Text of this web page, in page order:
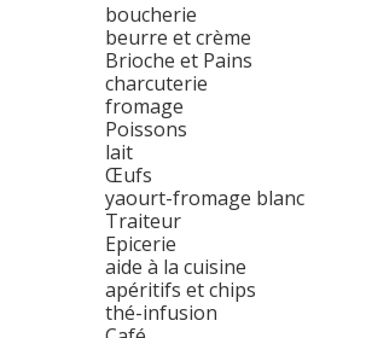
boucherie
beurre et crème
Brioche et Pains
charcuterie
fromage
Poissons
lait
Œufs
yaourt-fromage blanc
Traiteur
Epicerie
aide à la cuisine
apéritifs et chips
thé-infusion